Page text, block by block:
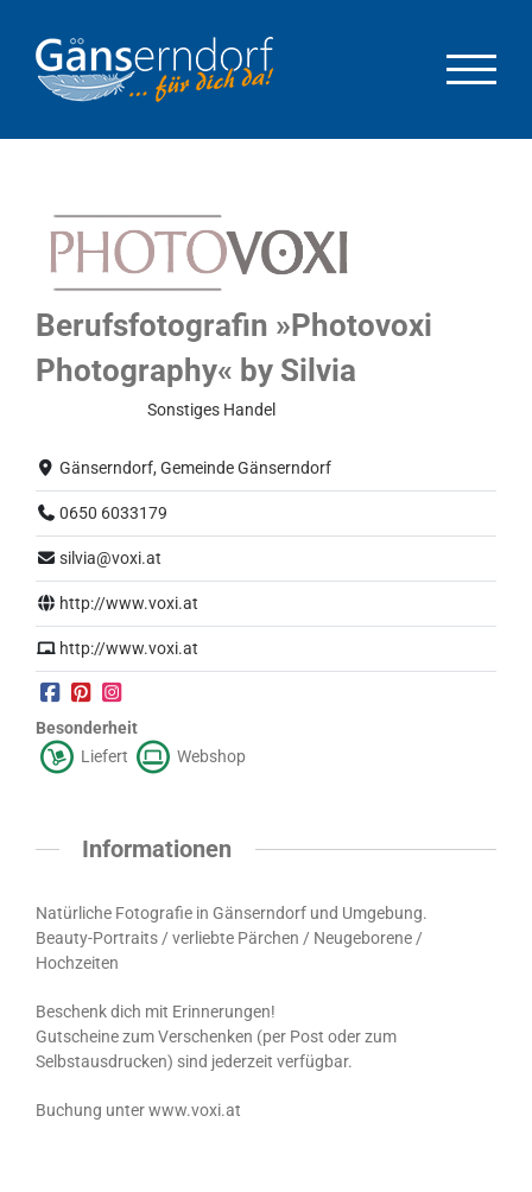
springen
Berufsfotografin »Photovoxi
Photography« by Silvia
Sonstiges Handel
Gänserndorf, Gemeinde Gänserndorf
0650 6033179
silvia@voxi.at
http://www.voxi.at
http://www.voxi.at
Besonderheit
Liefert
Webshop
Informationen
Natürliche Fotografie in Gänserndorf und Umgebung.
Beauty-Portraits / verliebte Pärchen / Neugeborene /
Hochzeiten
Beschenk dich mit Erinnerungen!
Gutscheine zum Verschenken (per Post oder zum
Selbstausdrucken) sind jederzeit verfügbar.
Buchung unter www.voxi.at